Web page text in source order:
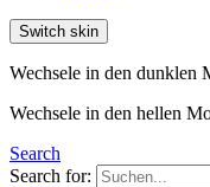
Switch skin
Wechsele in den dunklen
Wechsele in den hellen
Search
Search for: